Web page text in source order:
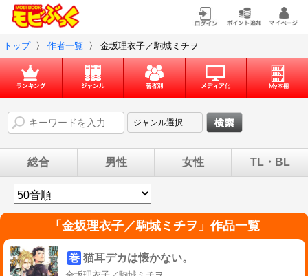
トップ 〉 作者一覧 〉 金坂理衣子／駒城ミチヲ
総合 男性 女性 TL・BL
「 金坂理衣子／駒城ミチヲ 」作品一覧
巻 猫耳デカは懐かない。